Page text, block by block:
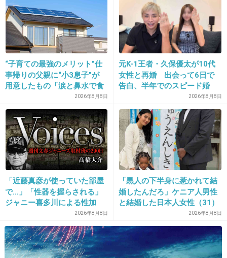
19. 匿名2026/07/07(火) 23:46:11
雑貨の福袋にこのグループのアクスタとトートが入っていた。職場にケーポ好
き何人かいるから聞いたけどみんな推しがここじゃないからゴミの日に出し
た、
2件の返信
-25
20. 匿名 2026/07/08(水) 00:03:34
>>19
存在しない雑誌の福袋にアクスタとトートって
w
作り話が雑過ぎるw
+20 -3
“子育ての最強のメリット”仕
事帰りの父親に“小3息子”が
用意したもの「涙と鼻水で食
べれない」「震える」の声
2026年8月8日
元K-1王者・久保優太が10代
女性と再婚 出会って6日で
告白、半年でのスピード婚
2026年8月8日
「近藤真彦が使っていた部屋
で…」「性器を握らされる」
ジャニー喜多川による性加
害、語り始めた被害者たち
《徹底取材の裏側》
2026年8月8日
「黒人の下半身に惹かれて結
婚したんだろ」ケニア人男性
と結婚した日本人女性（31）
に“誹謗中傷”殺到…本人が語
る、日本で感じる“外国人差
別”のリアル
2026年8月8日